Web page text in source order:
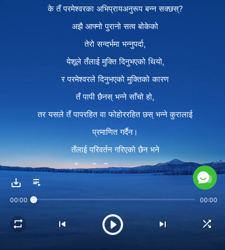
के तँ परमेश्‍वरका अभिप्रायअनुरूप बन्‍न सक्छस्?
अझै आफ्नो पुरानो सत्व बोकेको
तेरो सन्दर्भमा भन्नुपर्दा,
येशूले तँलाई मुक्ति दिनुभएको थियो,
र परमेश्‍वरले दिनुभएको मुक्तिको कारण
तँ पापी छैनस् भन्‍ने साँचो हो,
तर यसले तँ पापरहित वा फोहोररहित छस् भन्‍ने कुरालाई
प्रमाणित गर्दैन।
तँलाई परिवर्तन गरिएको छैन भने
तँ कसरी पवित्र बन्‍न सक्छस्?
भित्री रूपमा, तँ फोहोरले भरिएको, स्वार्थी र नीच छस्,
तैपनि तँ अझै येशूसँग अवरोहण गर्न चाहन्छस्—
तँ त निकै भाग्यमानी हुनुपर्नेछ!
२
00:00 00:00